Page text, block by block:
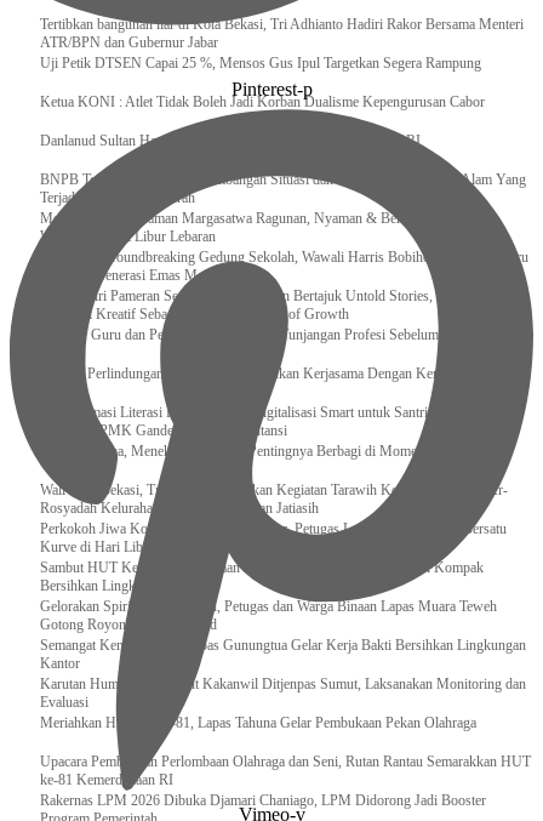
Tertibkan bangunan liar di Kota Bekasi, Tri Adhianto Hadiri Rakor Bersama Menteri
ATR/BPN dan Gubernur Jabar
Uji Petik DTSEN Capai 25 %, Mensos Gus Ipul Targetkan Segera Rampung
Ketua KONI : Atlet Tidak Boleh Jadi Korban Dualisme Kepengurusan Cabor
Danlanud Sultan Hasanuddin Ikuti Exit Meeting Bersama BPK RI
BNPB Terus Memantau Perkembangan Situasi dan Penanganan Bencana Alam Yang
Terjadi di Beberapa Daerah
Menpar Pastikan Taman Margasatwa Ragunan, Nyaman & Bersih di Kunjungi
Wisatawan Saat Libur Lebaran
Resmikan Groundbreaking Gedung Sekolah, Wawali Harris Bobihoe : Tonggak Baru
Ciptakan Generasi Emas Masa Depan
Menghadiri Pameran Seni Meiro Collection Bertajuk Untold Stories, Irene Umar :
Ekonomi Kreatif Sebagai The New Engine of Growth
120.067 Guru dan Pengawas PAI Terima Tunjangan Profesi Sebelum Lebaran
Perkuat Perlindungan KI Kemenkum Sahkan Kerjasama Dengan Kemenbud
Transformasi Literasi Keuangan dan Digitalisasi Smart untuk Santri Produktif
Kemenko PMK Gandeng Beberapa Intansi
Peduli Sesama, Menekraf Tekankan Pentingnya Berbagi di Momen Ramadan
Wali Kota Bekasi, Tri Adhianto Lakukan Kegiatan Tarawih Keliling di Masjid Ar-
Rosyadah Kelurahan Jatirasa Kecamatan Jatiasih
Perkokoh Jiwa Korsa dan Keasrian Kantor, Petugas Lapas Muara Teweh Bersatu
Kurve di Hari Libur
Sambut HUT Ke-81 Kemerdekaan RI, Pegawai Lapas Gunungsitoli Kompak
Bersihkan Lingkungan Kantor
Gelorakan Spirit Kemerdekaan, Petugas dan Warga Binaan Lapas Muara Teweh
Gotong Royong Kurve Masjid
Semangat Kemerdekaan, Lapas Gunungtua Gelar Kerja Bakti Bersihkan Lingkungan
Kantor
Karutan Humbahas Sambut Kakanwil Ditjenpas Sumut, Laksanakan Monitoring dan
Evaluasi
Meriahkan HUT RI ke-81, Lapas Tahuna Gelar Pembukaan Pekan Olahraga
Upacara Pembukaan Perlombaan Olahraga dan Seni, Rutan Rantau Semarakkan HUT
ke-81 Kemerdekaan RI
Rakernas LPM 2026 Dibuka Djamari Chaniago, LPM Didorong Jadi Booster
Pinterest-p
Vimeo-v